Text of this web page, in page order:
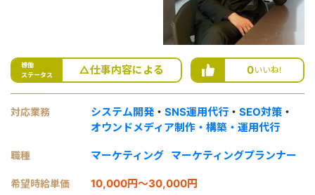
稼働
ステータス
△仕事内容による 0いいね!
対応業務 システム開発 ・ SNS運用代行 ・ SEO対策 ・
オウンドメディア制作・構築・運用代行
職種 マーケティング マーケティングプランナー
希望時給単価 10,000円～30,000円